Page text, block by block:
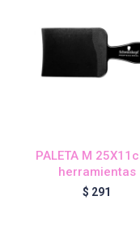
PALETA M
herramientas
$ 291
BC Bonacure -
Oil Ultime